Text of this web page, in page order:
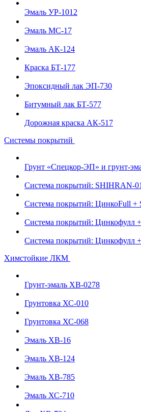
Эмаль УР-1012
Эмаль МС-17
Эмаль АК-124
Краска БТ-177
Эпоксидный лак ЭП-730
Битумный лак БТ-577
Дорожная краска АК-517
Системы покрытий
Грунт «Спецкор-ЭП» и грунт-
Система покрытий: SHIHRAN-
Система покрытий: ЦинкоFull +
Система покрытий: Цинкофулл
Система покрытий: Цинкофулл
Химстойкие ЛКМ
Грунт-эмаль ХВ-0278
Грунтовка ХС-010
Грунтовка ХС-068
Эмаль ХВ-16
Эмаль ХВ-124
Эмаль ХВ-785
Эмаль ХС-710